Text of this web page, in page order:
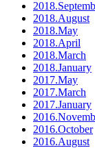
2018.August
2018.May
2018.April
2018.March
2018.January
2017.May
2017.March
2017.January
2016.October
2016.August